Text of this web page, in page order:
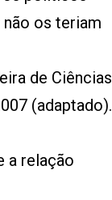
os teriam
de Ciências
(adaptado).
a relação